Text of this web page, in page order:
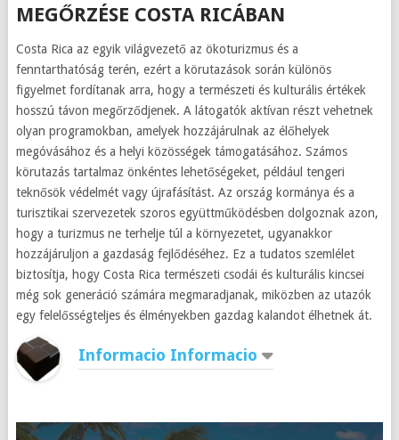
MEGŐRZÉSE COSTA RICÁBAN
Costa Rica az egyik világvezető az ökoturizmus és a
fenntarthatóság terén, ezért a körutazások során különös
figyelmet fordítanak arra, hogy a természeti és kulturális értékek
hosszú távon megőrződjenek. A látogatók aktívan részt vehetnek
olyan programokban, amelyek hozzájárulnak az élőhelyek
megóvásához és a helyi közösségek támogatásához. Számos
körutazás tartalmaz önkéntes lehetőségeket, például tengeri
teknősök védelmét vagy újrafásítást. Az ország kormánya és a
turisztikai szervezetek szoros együttműködésben dolgoznak azon,
hogy a turizmus ne terhelje túl a környezetet, ugyanakkor
hozzájáruljon a gazdaság fejlődéséhez. Ez a tudatos szemlélet
biztosítja, hogy Costa Rica természeti csodái és kulturális kincsei
még sok generáció számára megmaradjanak, miközben az utazók
egy felelősségteljes és élményekben gazdag kalandot élhetnek át.
Informacio Informacio